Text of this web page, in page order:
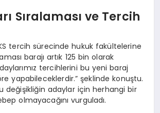
Sıralaması ve Tercih
tercih sürecinde hukuk fakültelerine
barajı artık 125 bin olarak
tercihlerini bu yeni baraj
yapabileceklerdir.” şeklinde konuştu.
değişikliğin adaylar için herhangi bir
olmayacağını vurguladı.